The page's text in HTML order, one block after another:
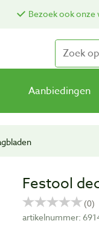
Bezoek ook onze
Aanbiedingen
Festool
artikelnummer: